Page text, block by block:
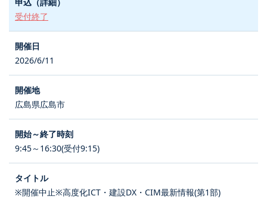
受付終了
2026/6/11
広島県広島市
9:45～16:30(受付9:15)
※開催中止※高度化ICT・建設DX・CIM最新情報(第1部)